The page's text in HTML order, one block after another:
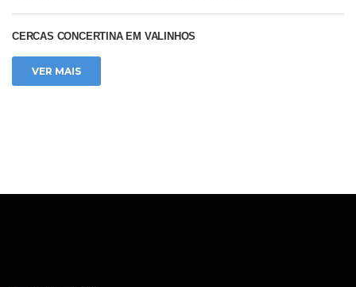
CERCAS CONCERTINA EM VALINHOS
VER MAIS